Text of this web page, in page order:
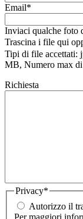
Email*
Inviaci qualche foto
Trascina i file qui
Tipi di file accettati:
MB, Numero max
Richiesta
Privacy*
Autorizzo il
Per maggiori